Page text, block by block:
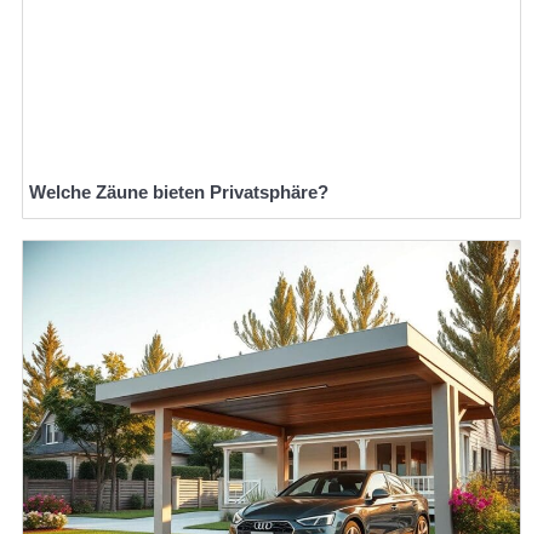
Welche Zäune bieten Privatsphäre?